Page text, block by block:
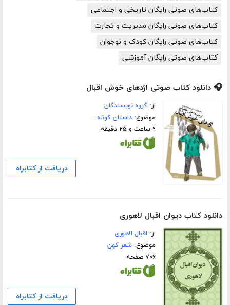
کتاب‌های صوتی رایگان تاریخی و اجتماعی
کتاب‌های صوتی رایگان مدیریت و تجارت
کتاب‌های صوتی رایگان کودک و نوجوان
کتاب‌های صوتی رایگان آموزشی
🎧 دانلود کتاب صوتی اژدهای خوش اقبال
از:گروه نویسندگان
موضوع:داستان کوتاه
۹ ساعت و ۲۵ دقیقه
دریافت از کتابراه
دانلود کتاب دیوان اقبال لاهوری
از: اقبال لاهوری
موضوع:شعر کهن
۷۰۶ صفحه
دریافت از کتابراه